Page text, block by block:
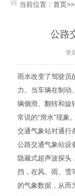
当前位置：首页>>
公路
更
雨水改变了驾驶员
力。当车辆在制动
辆侧滑、翻转和旋
常说的“滑水”现象
交通气象站对通行
公路交通气象站设
隐藏式超声波探头
挡，在风、雨、雪
的气象数据，从而